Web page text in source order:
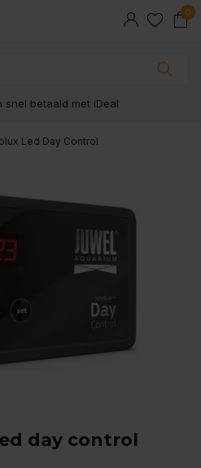
0
betaald met iDeal
Led Day Control
day control